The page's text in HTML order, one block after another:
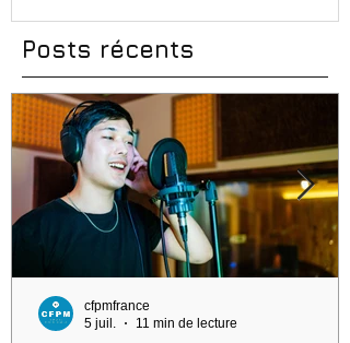
Posts récents
cfpmfrance
5 juil.
11 min de lecture